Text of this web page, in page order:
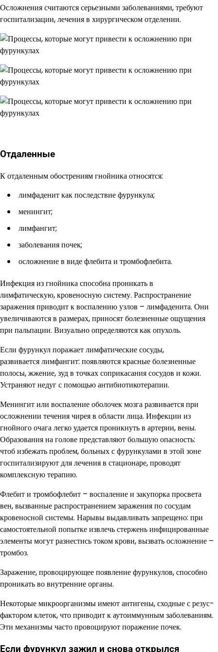
Осложнения считаются серьезными заболеваниями, требуют
госпитализации, лечения в хирургическом отделении.
Отдаленные
К отдаленным обострениям гнойника относятся:
лимфаденит как последствие фурункула;
менингит;
лимфангит;
заболевания почек;
осложнение в виде флебита и тромбофлебита.
Инфекция из гнойника способна проникать в
лимфатическую, кровеносную систему. Распространение
заражения приводит к воспалению узлов – лимфаденита. Они
увеличиваются в размерах, приносят болезненные ощущения
при пальпации. Визуально определяются как опухоль.
Если фурункул поражает лимфатические сосуды,
развивается лимфангит: появляются красные болезненные
полосы, жжение, зуд в точках соприкасания сосудов и кожи.
Устраняют недуг с помощью антибиотикотерапии.
Менингит или воспаление оболочек мозга развивается при
осложнении течения чирея в области лица. Инфекции из
гнойного очага легко удается проникнуть в артерии, вены.
Образования на голове представляют большую опасность:
чтоб избежать проблем, больных с фурункулами в этой зоне
госпитализируют для лечения в стационаре, проводят
комплексную терапию.
Флебит и тромбофлебит – воспаление и закупорка просвета
вен, вызванные распространением заражения по сосудам
кровеносной системы. Нарывы выдавливать запрещено: при
самостоятельной попытке извлечь стержень инфицированные
элементы могут разнестись током крови, вызвать осложнение –
тромбоз.
Заражение, провоцирующее появление фурункулов, способно
проникать во внутренние органы.
Некоторые микроорганизмы имеют антигены, сходные с резус-
фактором клеток, что приводит к аутоиммунным заболеваниям.
Эти механизмы часто провоцируют поражение почек.
Если фурункул зажил и снова открылся